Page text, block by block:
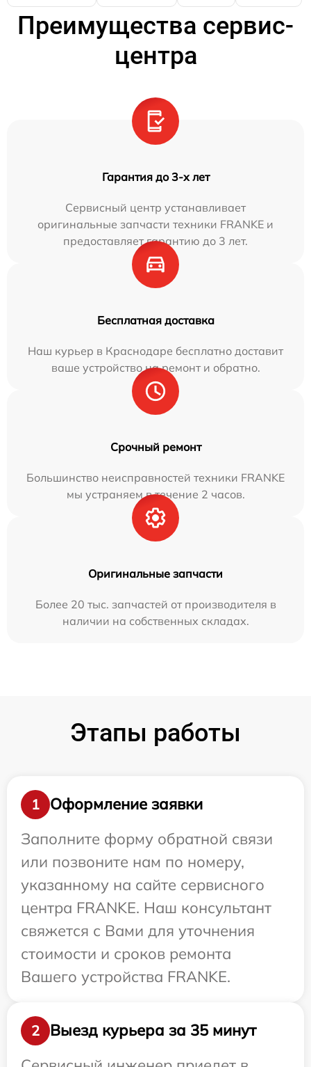
Преимущества сервис-
центра
Гарантия до 3-х лет
Сервисный центр устанавливает
оригинальные запчасти техники FRANKE и
предоставляет гарантию до 3 лет.
Бесплатная доставка
Наш курьер в Краснодаре бесплатно доставит
ваше устройство на ремонт и обратно.
Срочный ремонт
Большинство неисправностей техники FRANKE
мы устраняем в течение 2 часов.
Оригинальные запчасти
Более 20 тыс. запчастей от производителя в
наличии на собственных складах.
Этапы работы
1
Оформление заявки
Заполните форму обратной связи
или позвоните нам по номеру,
указанному на сайте сервисного
центра FRANKE. Наш консультант
свяжется с Вами для уточнения
стоимости и сроков ремонта
Вашего устройства FRANKE.
2
Выезд курьера за 35 минут